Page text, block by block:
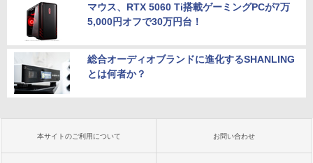
マウス、RTX 5060 Ti搭載ゲーミングPCが7万
5,000円オフで30万円台！
総合オーディオブランドに進化するSHANLING
とは何者か？
本サイトのご利用について お問い合わせ